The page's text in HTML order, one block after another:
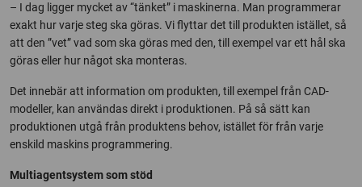
– I dag ligger mycket av “tänket” i maskinerna. Man programmerar
exakt hur varje steg ska göras. Vi flyttar det till produkten istället, så
att den ”vet” vad som ska göras med den, till exempel var ett hål ska
göras eller hur något ska monteras.
Det innebär att information om produkten, till exempel från CAD-
modeller, kan användas direkt i produktionen. På så sätt kan
produktionen utgå från produktens behov, istället för från varje
enskild maskins programmering.
Multiagentsystem som stöd